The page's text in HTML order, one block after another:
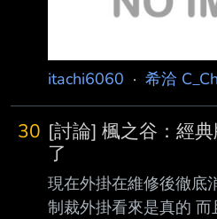
itachi6060 · 希洽
30 [討論] 楓之谷：經
了
現在外掛在維修後徹底
制裁外掛看來是真的